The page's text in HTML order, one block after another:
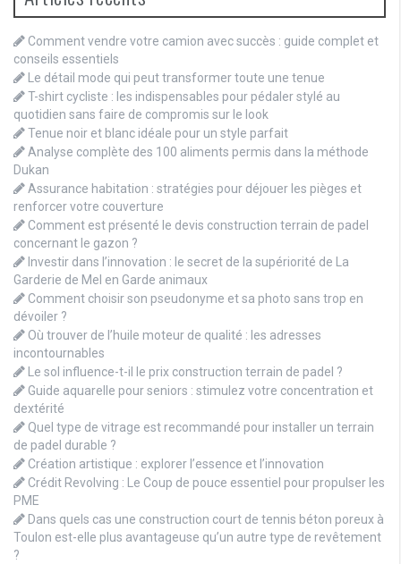
Comment vendre votre camion avec succès : guide complet et
conseils essentiels
Le détail mode qui peut transformer toute une tenue
T-shirt cycliste : les indispensables pour pédaler stylé au
quotidien sans faire de compromis sur le look
Tenue noir et blanc idéale pour un style parfait
Analyse complète des 100 aliments permis dans la méthode
Dukan
Assurance habitation : stratégies pour déjouer les pièges et
renforcer votre couverture
Comment est présenté le devis construction terrain de padel
concernant le gazon ?
Investir dans l’innovation : le secret de la supériorité de La
Garderie de Mel en Garde animaux
Comment choisir son pseudonyme et sa photo sans trop en
dévoiler ?
Où trouver de l’huile moteur de qualité : les adresses
incontournables
Le sol influence-t-il le prix construction terrain de padel ?
Guide aquarelle pour seniors : stimulez votre concentration et
dextérité
Quel type de vitrage est recommandé pour installer un terrain
de padel durable ?
Création artistique : explorer l’essence et l’innovation
Crédit Revolving : Le Coup de pouce essentiel pour propulser les
PME
Dans quels cas une construction court de tennis béton poreux à
Toulon est-elle plus avantageuse qu’un autre type de revêtement
?